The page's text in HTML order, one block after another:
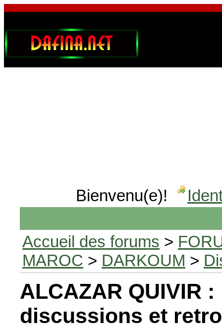
Bienvenu(e)!
Accueil des forums >
MAROC > DARKOUM >
ALCAZAR QUIVIR :
discussions et